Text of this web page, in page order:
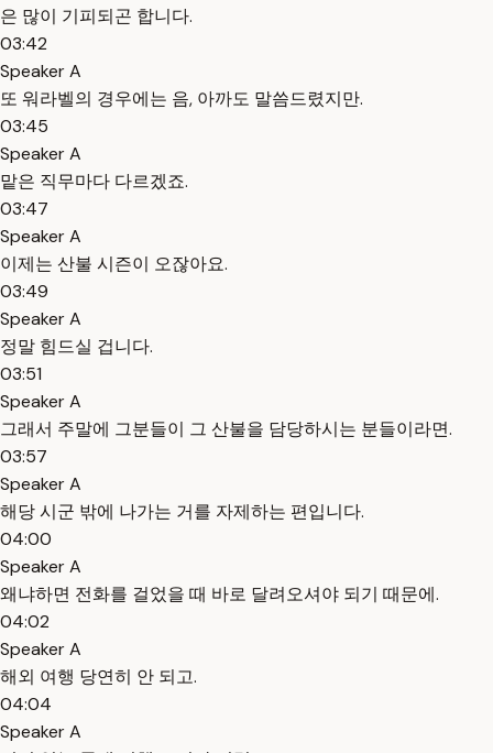
은 많이 기피되곤 합니다.
03:42
Speaker A
또 워라벨의 경우에는 음, 아까도 말씀드렸지만.
03:45
Speaker A
맡은 직무마다 다르겠죠.
03:47
Speaker A
이제는 산불 시즌이 오잖아요.
03:49
Speaker A
정말 힘드실 겁니다.
03:51
Speaker A
그래서 주말에 그분들이 그 산불을 담당하시는 분들이라면.
03:57
Speaker A
해당 시군 밖에 나가는 거를 자제하는 편입니다.
04:00
Speaker A
왜냐하면 전화를 걸었을 때 바로 달려오셔야 되기 때문에.
04:02
Speaker A
해외 여행 당연히 안 되고.
04:04
Speaker A